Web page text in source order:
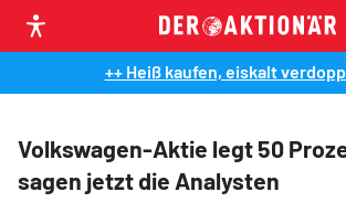
++ Heiß kaufen, eiskalt
Volkswagen-Aktie legt 50
sagen jetzt die Analysten